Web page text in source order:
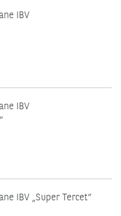
IBV
IBV
IBV „Super Tercet”